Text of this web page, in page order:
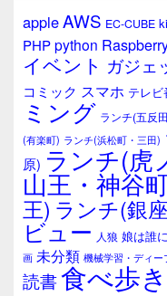
appleAWS EC-CUBE
PHPpython
イベント ガジェ
コミック スマホ テレビ
ミング ランチ(五反
(有楽町) ランチ(浜松町・三田)
原) ランチ(虎
山王・神谷
王) ランチ(銀
ビュー 人狼 娘は誰
画 未分類 機械学習・ディー
読書食べ歩き